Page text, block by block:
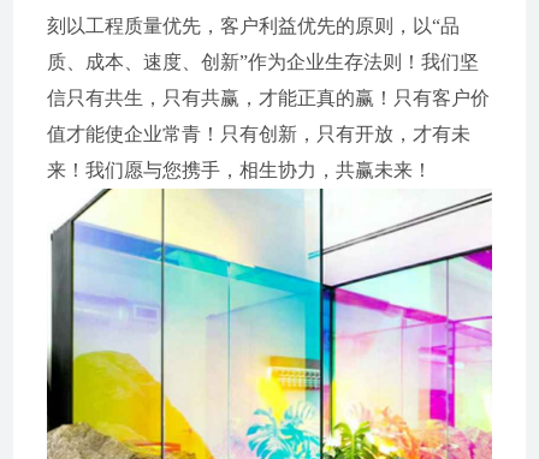
刻以工程质量优先，客户利益优先的原则，以“品
质、成本、速度、创新”作为企业生存法则！我们坚
信只有共生，只有共赢，才能正真的赢！只有客户价
值才能使企业常青！只有创新，只有开放，才有未
来！我们愿与您携手，相生协力，共赢未来！